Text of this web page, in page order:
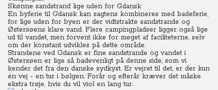
Skønne sandstrand lige uden for Gdansk
En byferie til Gdansk kan sagtens kombineres med badeferie,
for lige uden for byen er der vidtstrakte sandstrande og
Østersøens klare vand. Flere campingpladser ligger også lige
ud til vandet, men forvent ikke for meget af faciliteterne, selv
om der konstant udvikles på dette område.
Strandene ved Gdansk er fine sandstrande og vandet i
Østersøen er lige så badevenligt på denne side, som vi
kender det fra den danske sydkyst. Er vejret til det, er der kun
én vej - en tur i bølgen. Forår og efterår kræver det måske
ekstra trøje, hvis du vil viol en lang tur.